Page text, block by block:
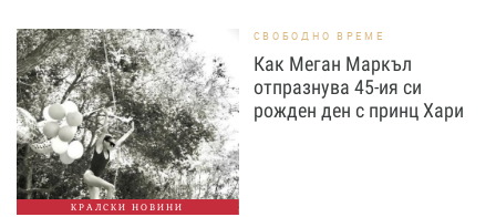
КРАЛСКИ НОВИНИ
СВОБОДНО ВРЕМЕ
Как Меган Маркъл
отпразнува 45-ия си
рожден ден с принц Хари